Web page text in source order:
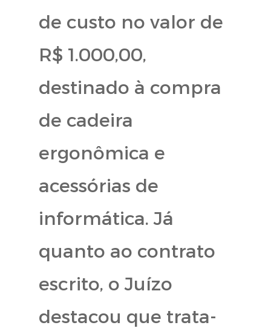
de custo no valor de
R$ 1.000,00,
destinado à compra
de cadeira
ergonômica e
acessórias de
informática. Já
quanto ao contrato
escrito, o Juízo
destacou que trata-